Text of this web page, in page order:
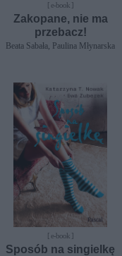
[ e-book ]
Zakopane, nie ma
przebacz!
Beata Sabała, Paulina Młynarska
[ e-book ]
Sposób na singielkę